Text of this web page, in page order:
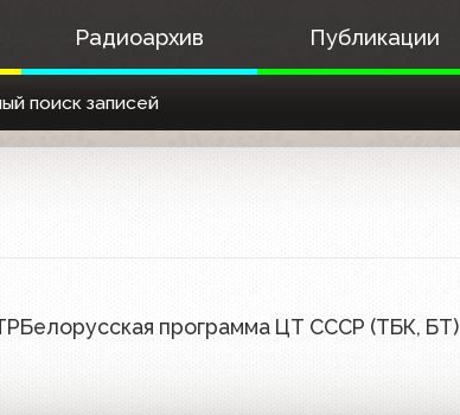
Радиоархив Публикации
поиск записей
Белорусская программа ЦТ СССР (ТБК, БТ)